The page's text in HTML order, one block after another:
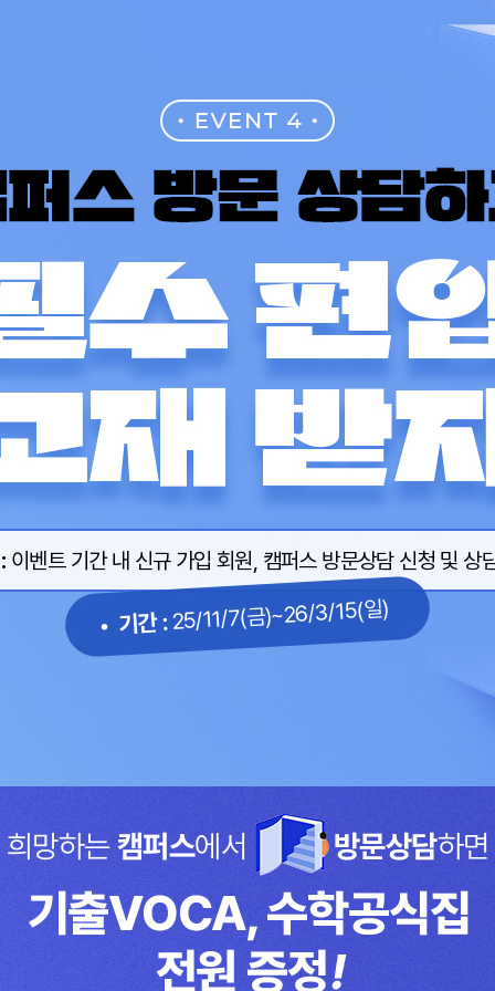
이벤트 기간 내 신규 가입 회원, 캠퍼스 방문상담 신청 및 상
• 기간 :25/11/7(금)~26/3/15(일)